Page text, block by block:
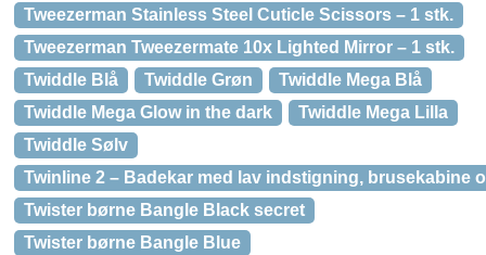
Tweezerman Stainless Steel Cuticle Scissors – 1 stk.
Tweezerman Tweezermate 10x Lighted Mirror – 1 stk.
Twiddle Blå
Twiddle Grøn
Twiddle Mega Blå
Twiddle Mega Glow in the dark
Twiddle Mega Lilla
Twiddle Sølv
Twinline 2 – Badekar med lav indstigning, brusekabine
Twister børne Bangle Black secret
Twister børne Bangle Blue